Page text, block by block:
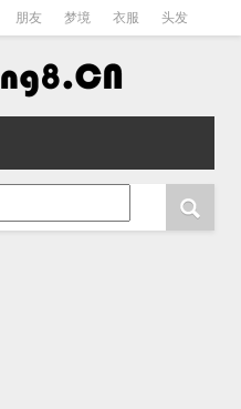
朋友 梦境 衣服 头发